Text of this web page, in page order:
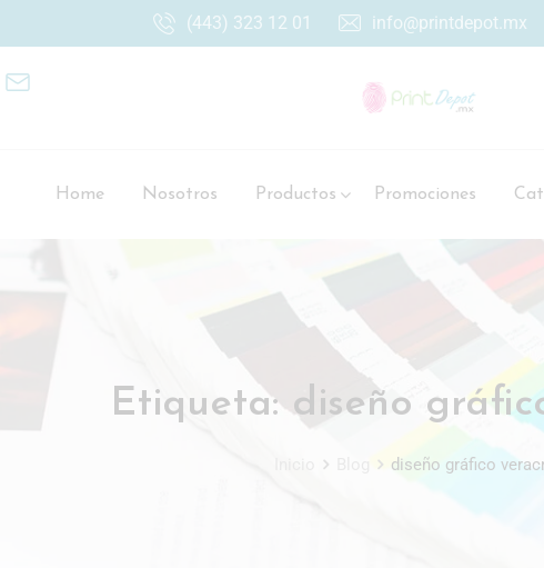
(443) 323 12 01 info@printdepot.mx
Home Nosotros Productos Promociones
Etiqueta: diseño
diseño gráfico